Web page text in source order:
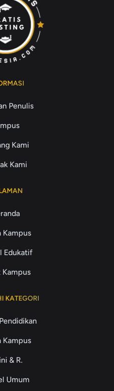
Penulis
Kami
Kami
Kampus
Edukatif
Kampus
KATEGORI
Kampus
& R.
Umum